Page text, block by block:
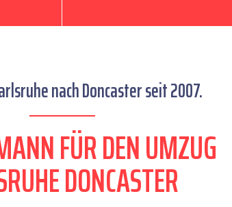
nach Doncaster seit 2007.
FÜR DEN UMZUG
DONCASTER